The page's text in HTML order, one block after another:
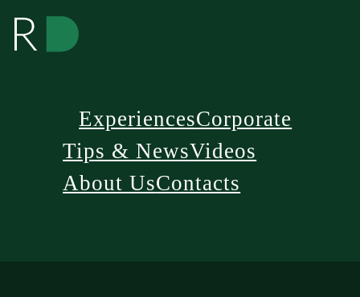
ExperiencesCorporate
Tips & NewsVideos
About UsContacts